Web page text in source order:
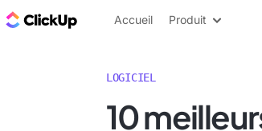
ClickUp Blog
Accueil Produit
LOGICIEL
10